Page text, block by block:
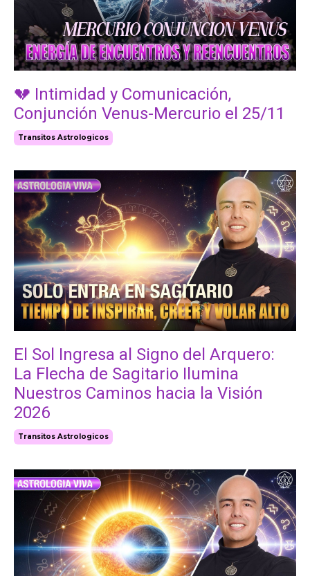
💔 Intimidad y Comunicación,
Conjunción Venus-Mercurio el 25/11
Transitos Astrologicos
El Sol Ingresa al Signo del Arquero:
La Flecha de Sagitario Ilumina
Nuestros Caminos hacia la Visión
2026
Transitos Astrologicos